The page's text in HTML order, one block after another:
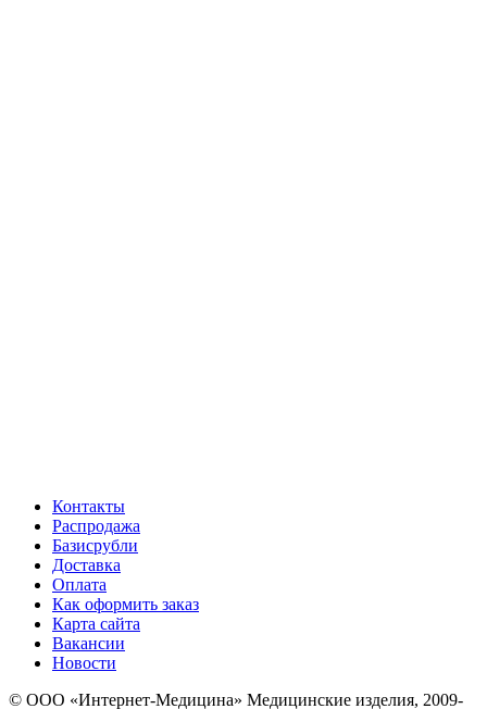
Контакты
Распродажа
Базисрубли
Доставка
Оплата
Как оформить заказ
Карта сайта
Вакансии
Новости
© ООО «Интернет-Медицина» Медицинские изделия, 2009-